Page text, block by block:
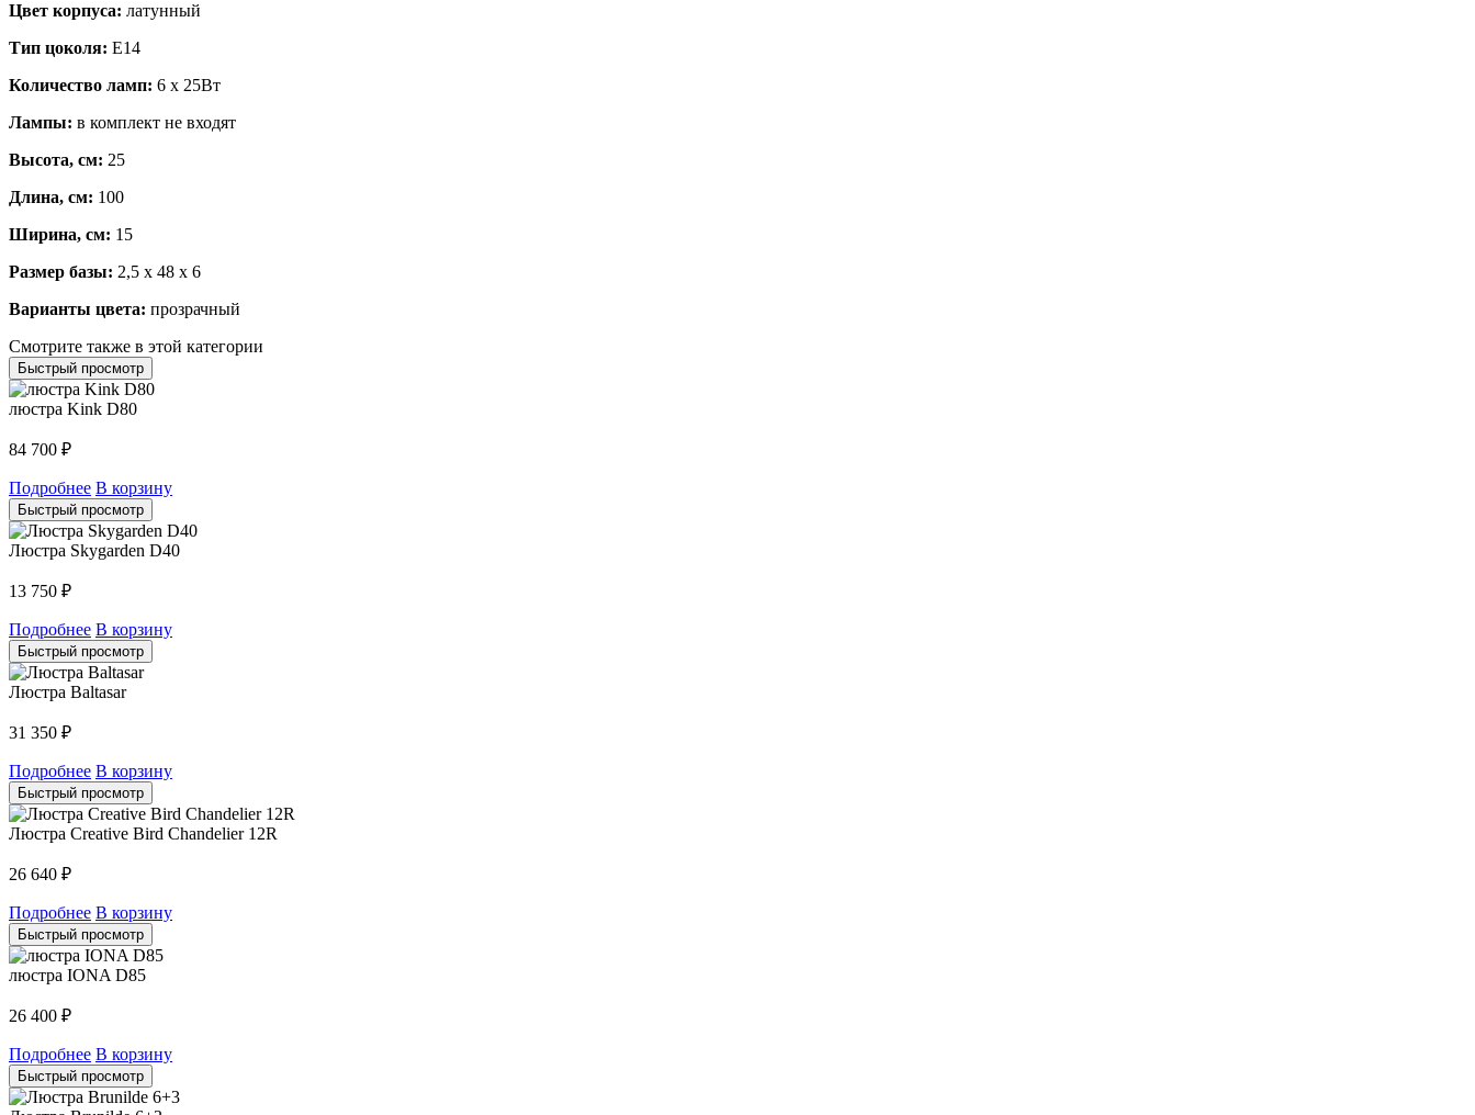
Цвет корпуса: латунный
Тип цоколя: E14
Количество ламп: 6 x 25Вт
Лампы: в комплект не входят
Высота, см: 25
Длина, см: 100
Ширина, см: 15
Размер базы: 2,5 x 48 x 6
Варианты цвета: прозрачный
Смотрите также в этой категории
Быстрый просмотр
люстра Kink D80
84 700 ₽
Подробнее В корзину
Быстрый просмотр
Люстра Skygarden D40
13 750 ₽
Подробнее В корзину
Быстрый просмотр
Люстра Baltasar
31 350 ₽
Подробнее В корзину
Быстрый просмотр
Люстра Creative Bird Chandelier 12R
26 640 ₽
Подробнее В корзину
Быстрый просмотр
люстра IONA D85
26 400 ₽
Подробнее В корзину
Быстрый просмотр